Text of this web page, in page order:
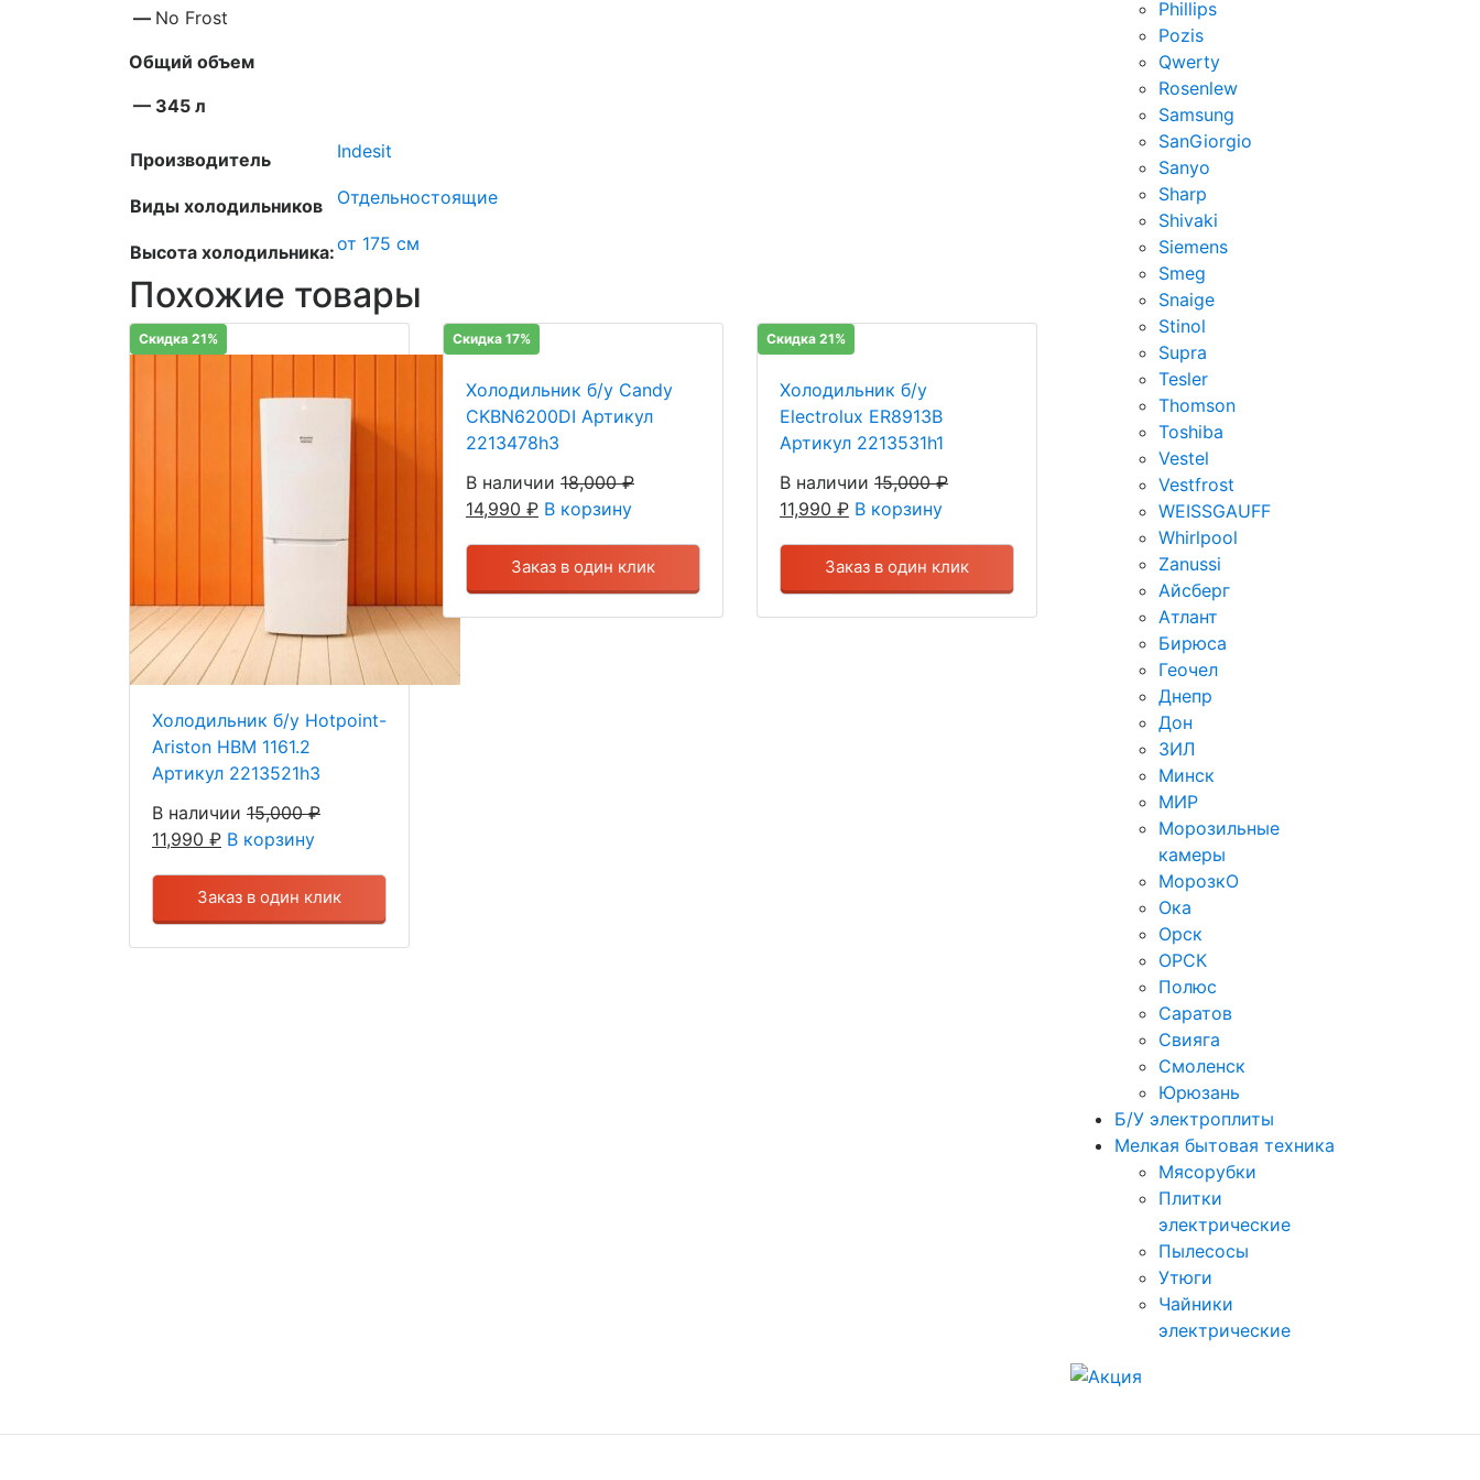
— No Frost
Общий объем
— 345 л
Производитель Indesit
Виды холодильников Отдельностоящие
Высота холодильника:от 175 см
Похожие товары
Скидка 21%
Холодильник б/у Hotpoint-
Ariston HBM 1161.2
Артикул 2213521h3
В наличии 15,000₽
11,990 ₽ В корзину
Заказ в один клик
Скидка 17%
Холодильник б/у Candy
CKBN6200DI Артикул
2213478h3
В наличии 18,000₽
14,990 ₽ В корзину
Заказ в один клик
Скидка 21%
Холодильник б/у
Electrolux ER8913B
Артикул 2213531h1
В наличии 15,000₽
11,990 ₽ В корзину
Заказ в один клик
Phillips
Pozis
Qwerty
Rosenlew
Samsung
SanGiorgio
Sanyo
Sharp
Shivaki
Siemens
Smeg
Snaige
Stinol
Supra
Tesler
Thomson
Toshiba
Vestel
Vestfrost
WEISSGAUFF
Whirlpool
Zanussi
Айсберг
Атлант
Бирюса
Геочел
Днепр
Дон
ЗИЛ
Минск
МИР
Морозильные
камеры
МорозкО
Ока
Орск
ОРСК
Полюс
Саратов
Свияга
Смоленск
Юрюзань
Б/У электроплиты
Мелкая бытовая техника
Мясорубки
Плитки
электрические
Пылесосы
Утюги
Чайники
электрические